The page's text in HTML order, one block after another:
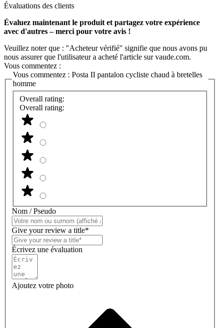
Évaluations des clients
Évaluez maintenant le produit et partagez votre expérience
avec d'autres – merci pour votre avis !
Veuillez noter que : "Acheteur vérifié" signifie que nous avons pu
nous assurer que l'utilisateur a acheté l'article sur vaude.com.
Vous commentez :
Vous commentez : Posta II pantalon cycliste chaud à bretelles
homme
Overall rating:
Overall rating:
Nom / Pseudo
Give your review a title*
Écrivez une évaluation
Ajoutez votre photo